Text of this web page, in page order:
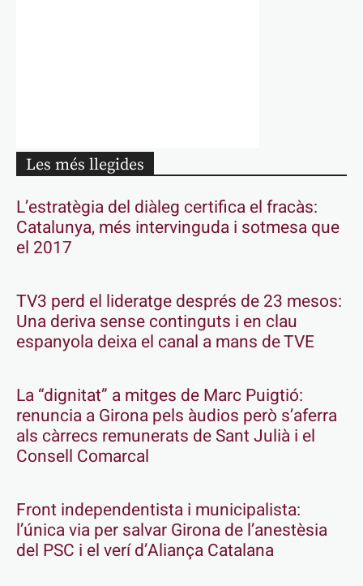
Les més llegides
L’estratègia del diàleg certifica el fracàs:
Catalunya, més intervinguda i sotmesa que
el 2017
TV3 perd el lideratge després de 23 mesos:
Una deriva sense continguts i en clau
espanyola deixa el canal a mans de TVE
La “dignitat” a mitges de Marc Puigtió:
renuncia a Girona pels àudios però s’aferra
als càrrecs remunerats de Sant Julià i el
Consell Comarcal
Front independentista i municipalista:
l’única via per salvar Girona de l’anestèsia
del PSC i el verí d’Aliança Catalana